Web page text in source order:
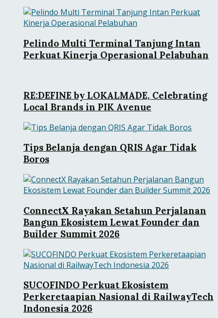
Pelindo Multi Terminal Tanjung Intan
Perkuat Kinerja Operasional Pelabuhan
RE:DEFINE by LOKALMADE, Celebrating
Local Brands in PIK Avenue
Tips Belanja dengan QRIS Agar Tidak
Boros
ConnectX Rayakan Setahun Perjalanan
Bangun Ekosistem Lewat Founder dan
Builder Summit 2026
SUCOFINDO Perkuat Ekosistem
Perkeretaapian Nasional di RailwayTech
Indonesia 2026